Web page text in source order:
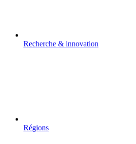
Recherche & innovation
Régions